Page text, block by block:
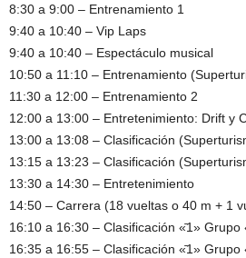
8:30 a 9:00 – Entrenamiento 1
9:40 a 10:40 – Vip Laps
9:40 a 10:40 – Espectáculo musical
10:50 a 11:10 – Entrenamiento
11:30 a 12:00 – Entrenamiento 2
12:00 a 13:00 – Entretenimiento: Drift y
13:00 a 13:08 – Clasificación
13:15 a 13:23 – Clasificación
13:30 a 14:30 – Entretenimiento
14:50 – Carrera (18 vueltas o 40 m + 1
16:10 a 16:30 – Clasificación «̄1» Grupo
16:35 a 16:55 – Clasificación «̄1» Grupo